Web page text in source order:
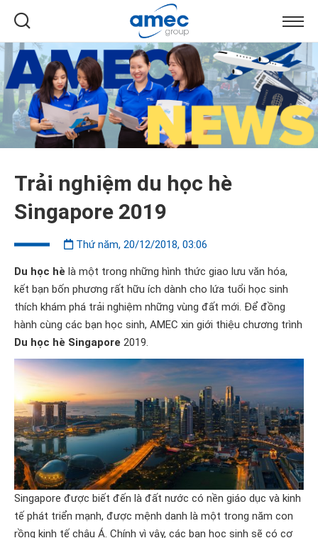
Trải nghiệm du học hè
Singapore 2019
Thứ năm, 20/12/2018, 03:06
Du học hè là một trong những hình thức giao lưu văn hóa,
kết bạn bốn phương rất hữu ích dành cho lứa tuổi học sinh
thích khám phá trải nghiệm những vùng đất mới. Để đồng
hành cùng các bạn học sinh, AMEC xin giới thiệu chương trình
Du học hè Singapore 2019.
Singapore được biết đến là đất nước có nền giáo dục và kinh
tế phát triển mạnh, được mệnh danh là một trong năm con
rồng kinh tế châu Á. Chính vì vậy, các bạn học sinh sẽ có cơ